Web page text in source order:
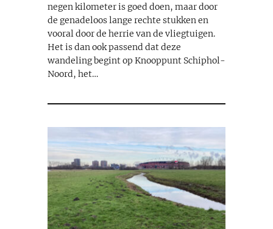
negen kilometer is goed doen, maar door
de genadeloos lange rechte stukken en
vooral door de herrie van de vliegtuigen.
Het is dan ook passend dat deze
wandeling begint op Knooppunt Schiphol-
Noord, het…